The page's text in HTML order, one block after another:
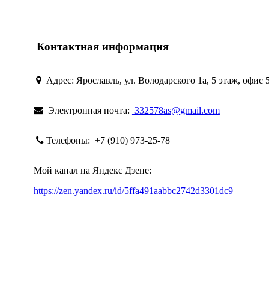
Контактная информация
Адрес: Ярославль, ул. Володарского 1а, 5 этаж, офис
Электронная почта: 332578as@gmail.com
Телефоны: +7 (910) 973-25-78
Мой канал на Яндекс Дзене:
https://zen.yandex.ru/id/5ffa491aabbc2742d3301dc9